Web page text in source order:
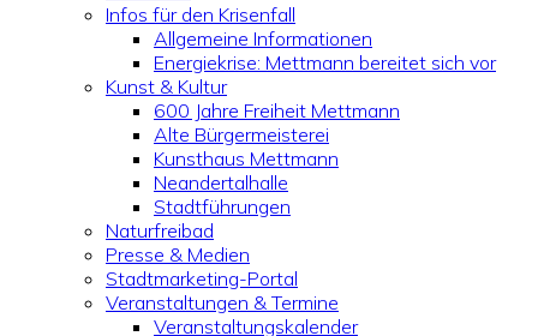
Infos für den Krisenfall
Allgemeine Informationen
Energiekrise: Mettmann bereitet sich vor
Kunst & Kultur
600 Jahre Freiheit Mettmann
Alte Bürgermeisterei
Kunsthaus Mettmann
Neandertalhalle
Stadtführungen
Naturfreibad
Presse & Medien
Stadtmarketing-Portal
Veranstaltungen & Termine
Veranstaltungskalender